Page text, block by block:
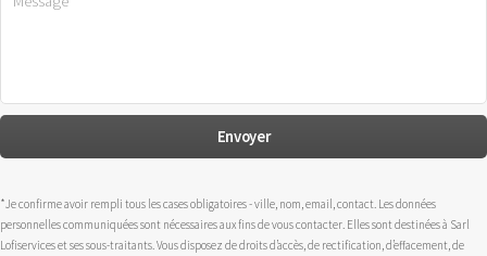
*Je confirme avoir rempli tous les cases obligatoires - ville, nom, email, contact. Les données
personnelles communiquées sont nécessaires aux fins de vous contacter. Elles sont destinées à Sarl
Lofiservices et ses sous-traitants. Vous disposez de droits d’accès, de rectification, d’effacement, de